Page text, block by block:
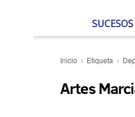
SUCESOS
Inicio Etiqueta
Artes